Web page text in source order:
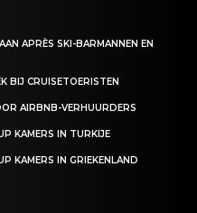
APRÈS SKI-BARMANNEN EN
BIJ CRUISETOERISTEN
AIRBNB-VERHUURDERS
KAMERS IN TURKIJE
KAMERS IN GRIEKENLAND